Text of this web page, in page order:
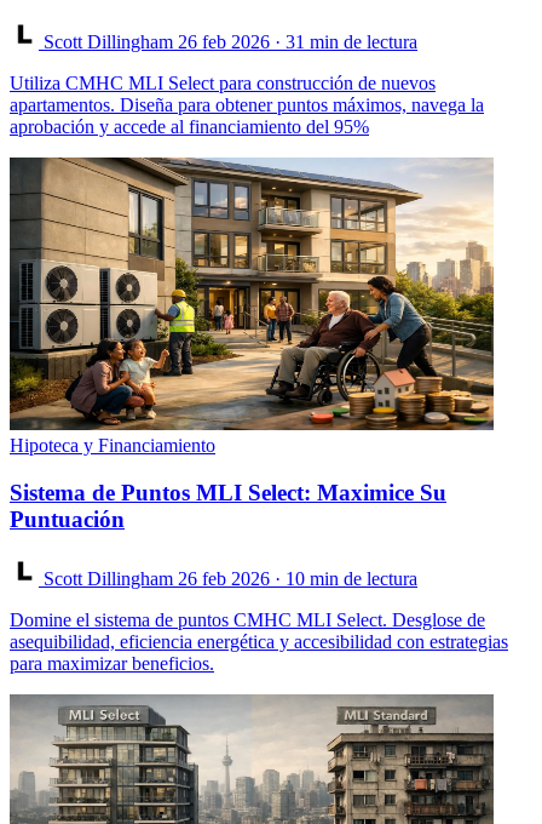
Scott Dillingham 26 feb 2026 · 31 min de lectura
Utiliza CMHC MLI Select para construcción de nuevos
apartamentos. Diseña para obtener puntos máximos, navega la
aprobación y accede al financiamiento del 95%
Hipoteca y Financiamiento
Sistema de Puntos MLI Select: Maximice Su
Puntuación
Scott Dillingham 26 feb 2026 · 10 min de lectura
Domine el sistema de puntos CMHC MLI Select. Desglose de
asequibilidad, eficiencia energética y accesibilidad con estrategias
para maximizar beneficios.